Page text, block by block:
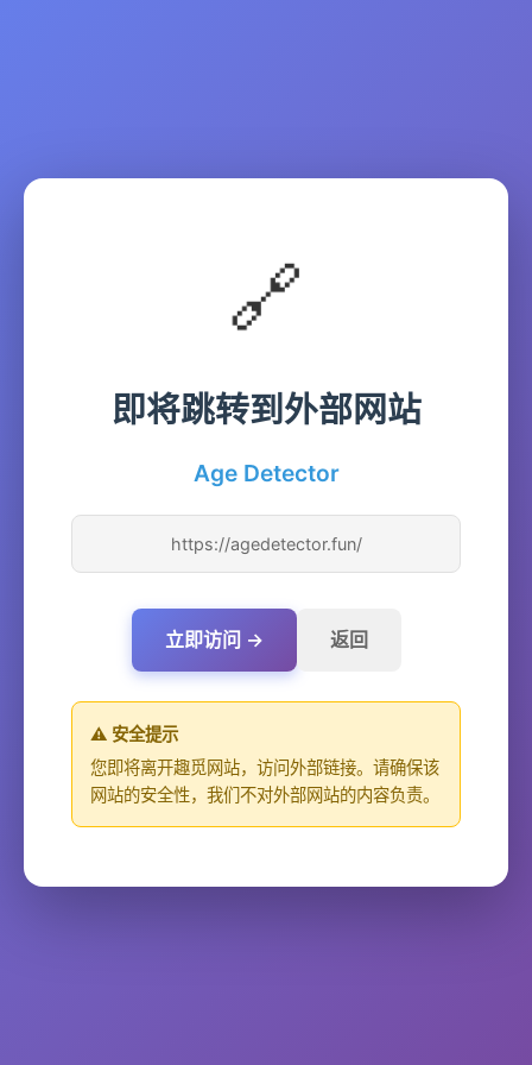
🔗
即将跳转到外部网站
Age Detector
https://agedetector.fun/
立即访问 → 返回
⚠️ 安全提示
您即将离开趣觅网站，访问外部链接。请确保该
网站的安全性，我们不对外部网站的内容负责。